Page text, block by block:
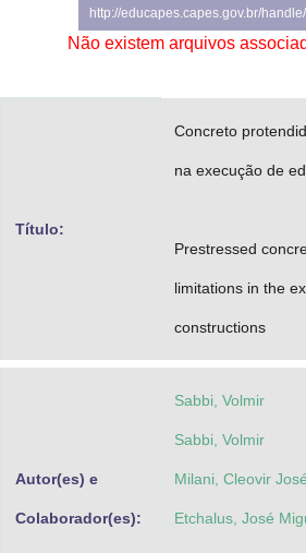
Gabinete de Segurança Institucional
http://educapes.capes.gov.br/
Não existem arquivos
Título:
Concreto
na execução de
Prestressed
limitations in the
constructions
Autor(es) e
Colaborador(es):
Sabbi, Volmir
Sabbi, Volmir
Milani, Cleovir José
Etchalus, José